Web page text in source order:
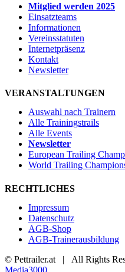
Mitglied werden 2025
Einsatzteams
Informationen
Vereinsstatuten
Internetpräsenz
Kontakt
Newsletter
VERANSTALTUNGEN
Auswahl nach Trainern
Alle Trainingstrails
Alle Events
Newsletter
European Trailing
World Trailing
RECHTLICHES
Impressum
Datenschutz
AGB-Shop
AGB-Trainerausbildung
© Pettrailer.at | All Rights
Media3000